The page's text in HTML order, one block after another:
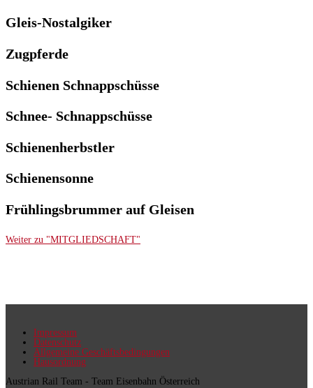
Gleis-Nostalgiker
Zugpferde
Schienen Schnappschüsse
Schnee- Schnappschüsse
Schienenherbstler
Schienensonne
Frühlingsbrummer auf Gleisen
Weiter zu "MITGLIEDSCHAFT"
Impressum
Datenschutz
Allgemeine Geschäftsbedingungen
Hausordnung
Austrian Rail Team - Team Eisenbahn Österreich